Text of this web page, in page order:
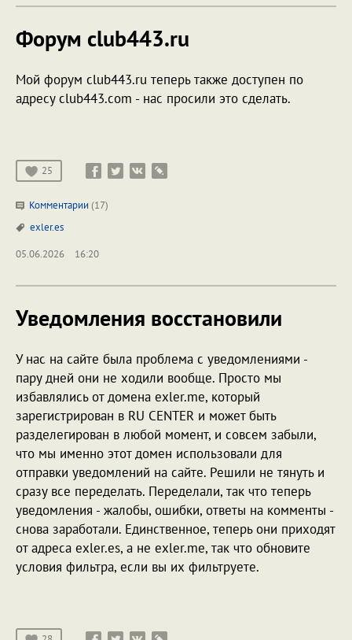
Форум club443.ru
Мой форум club443.ru теперь также доступен по
адресу club443.com - нас просили это сделать.
25
Комментарии (17)
exler.es
05.06.2026
16:20
Уведомления восстановили
У нас на сайте была проблема с уведомлениями -
пару дней они не ходили вообще. Просто мы
избавлялись от домена exler.me, который
зарегистрирован в RU CENTER и может быть
разделегирован в любой момент, и совсем забыли,
что мы именно этот домен использовали для
отправки уведомлений на сайте. Решили не тянуть и
сразу все переделать. Переделали, так что теперь
уведомления - жалобы, ошибки, ответы на комменты -
снова заработали. Единственное, теперь они приходят
от адреса exler.es, а не exler.me, так что обновите
условия фильтра, если вы их фильтруете.